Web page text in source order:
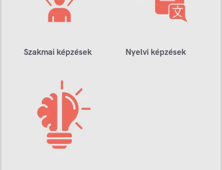
Szakmai képzések Nyelvi képzések